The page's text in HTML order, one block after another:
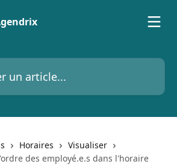
Horaires
Visualiser
des employé.e.s dans l'horaire